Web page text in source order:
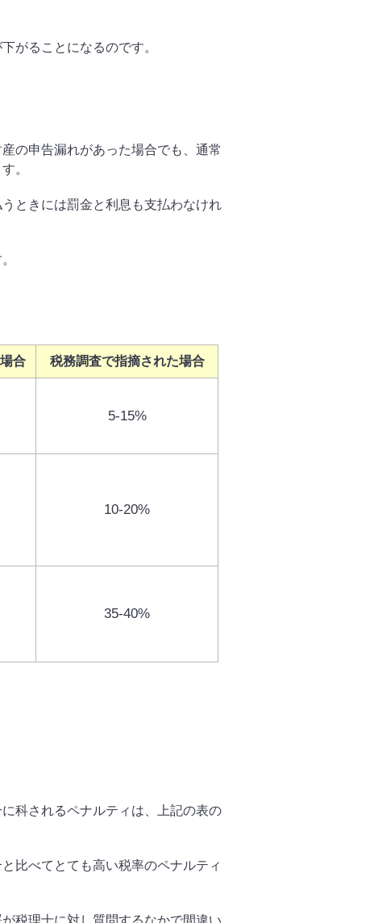
がることになるのです。
の申告漏れがあった場合でも、通常
。
ときには罰金と利息も支払わなけれ
合 税務調査で指摘された場合
5-15%
10-20%
35-40%
科されるペナルティは、上記の表の
比べてとても高い税率のペナルティ
税理士に対し質問するなかで間違い